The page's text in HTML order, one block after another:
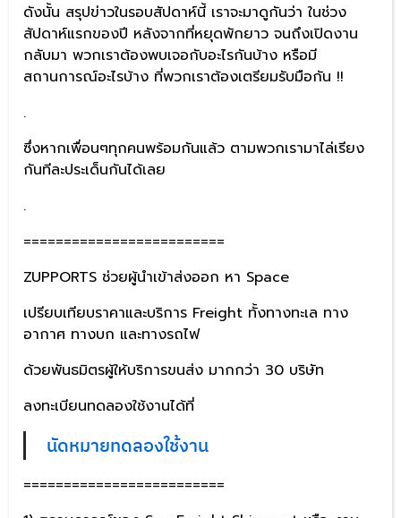
ดังนั้น สรุปข่าวในรอบสัปดาห์นี้ เราจะมาดูกันว่า ในช่วง
สัปดาห์แรกของปี หลังจากที่หยุดพักยาว จนถึงเปิดงาน
กลับมา พวกเราต้องพบเจอกับอะไรกันบ้าง หรือมี
สถานการณ์อะไรบ้าง ที่พวกเราต้องเตรียมรับมือกัน !!
.
ซึ่งหากเพื่อนๆทุกคนพร้อมกันแล้ว ตามพวกเรามาไล่เรียง
กันทีละประเด็นกันได้เลย
.
=========================
ZUPPORTS ช่วยผู้นำเข้าส่งออก หา Space
เปรียบเทียบราคาและบริการ Freight ทั้งทางทะเล ทาง
อากาศ ทางบก และทางรถไฟ
ด้วยพันธมิตรผู้ให้บริการขนส่ง มากกว่า 30 บริษัท
ลงทะเบียนทดลองใช้งานได้ที่
นัดหมายทดลองใช้งาน
=========================